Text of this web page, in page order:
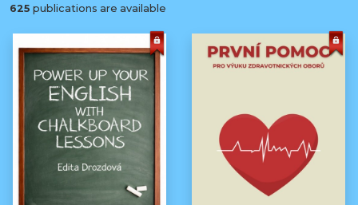
625 publications are available